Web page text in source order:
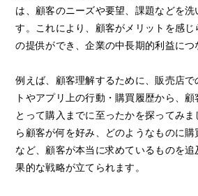
は、顧客のニーズや要望、課題などを洗
す。これにより、顧客がメリットを感じ
の提供ができ、企業の中長期的利益につ
例えば、顧客理解するために、販売店で
トやアプリ上の行動・購買履歴から、
とって購入までに至ったかを探ってみ
ら顧客が何を好み、どのようなものに
など、顧客が本当に求めているものを
果的な戦略が立てられます。